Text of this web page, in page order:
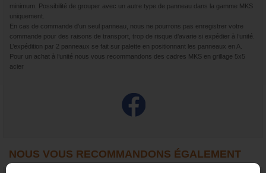
minimum. Possibilité de grouper avec un autre type de panneau dans la gamme MKS
uniquement.
En cas de commande d’un seul panneau, nous ne pourrons pas enregistrer votre
commande pour des raisons de transport, trop de risque d’avarie si expédier à l’unité.
L’expédition par 2 panneaux se fait sur palette en positionnant les panneaux en A.
Pour un achat à l’unité nous vous recommandons des cadres MKS en grillage 5x5
acier
NOUS VOUS RECOMMANDONS ÉGALEMENT